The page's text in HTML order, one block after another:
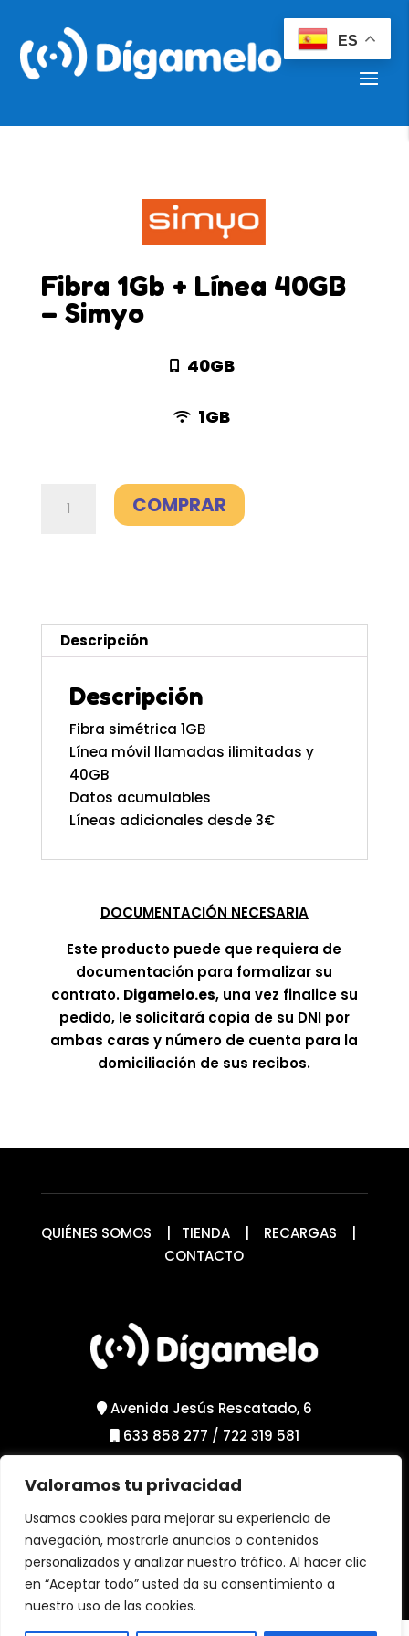
Valoramos tu privacidad
Usamos cookies para mejorar su experiencia de
navegación, mostrarle anuncios o contenidos
personalizados y analizar nuestro tráfico. Al hacer clic
en “Aceptar todo” usted da su consentimiento a
nuestro uso de las cookies.
Fibra 1Gb + Línea 40GB
– Simyo
40GB
1GB
Simyo
cantidad
COMPRAR
Descripción
Descripción
Fibra simétrica 1GB
Línea móvil llamadas ilimitadas y
40GB
Datos acumulables
Líneas adicionales desde 3€
DOCUMENTACIÓN NECESARIA
Este producto puede que requiera de
documentación para formalizar su
contrato. Digamelo.es, una vez finalice su
pedido, le solicitará copia de su DNI por
ambas caras y número de cuenta para la
domiciliación de sus recibos.
QUIÉNES SOMOS TIENDA RECARGAS
CONTACTO
Avenida Jesús Rescatado, 6
633 858 277 / 722 319 581
Política de Privacidad
Política de Cookies
Aviso Legal
ES